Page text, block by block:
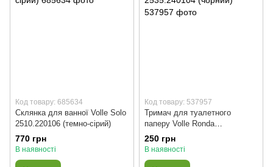
Код товару: 685634
Склянка для ванної Volle Solo
2510.220106 (темно-сірий)
770 грн
В наявності
Код товару: 537957
Тримач для туалетного
паперу Volle Ronda
2535.240104 (чорний)
250 грн
В наявності